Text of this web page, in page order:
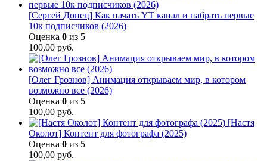
[Сергей Донец] Как начать YT канал и набрать первые
10к подписчиков (2026)
Оценка 0 из 5
100,00 руб.
[Олег Грознов] Анимация открываем мир, в котором
возможно все (2026)
Оценка 0 из 5
100,00 руб.
[Настя
Околот] Контент для фотографа (2025)
Оценка 0 из 5
100,00 руб.